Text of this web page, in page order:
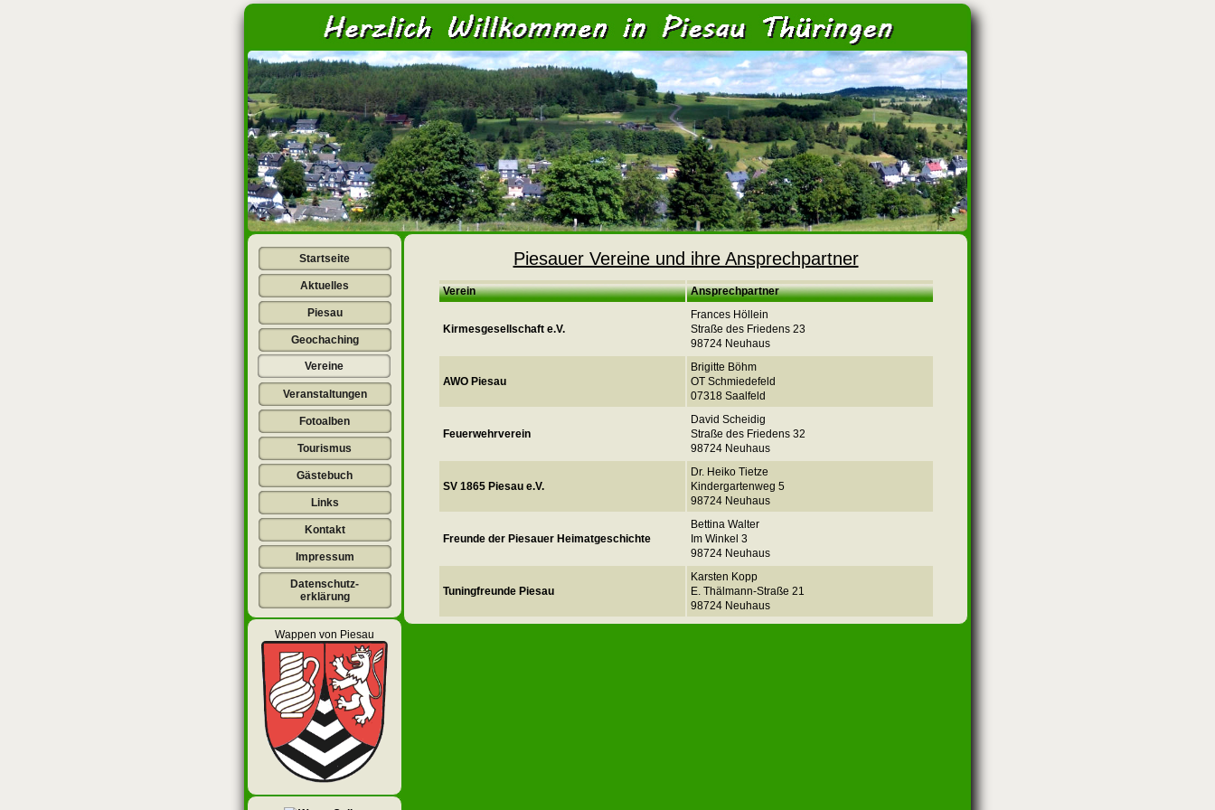
< >
<
Startseite
Aktuelles
Piesau
Geochaching
Vereine
Veranstaltungen
Fotoalben
Tourismus
Gästebuch
Links
Kontakt
Impressum
Datenschutz-
erklärung
Wappen von Piesau
Piesauer Vereine und ihre Ansprechpartner
Verein Ansprechpartner
Kirmesgesellschaft e.V.
Frances Höllein
Straße des Friedens 23
98724 Neuhaus
AWO Piesau
Brigitte Böhm
OT Schmiedefeld
07318 Saalfeld
Feuerwehrverein
David Scheidig
Straße des Friedens 32
98724 Neuhaus
SV 1865 Piesau e.V.
Dr. Heiko Tietze
Kindergartenweg 5
98724 Neuhaus
Freunde der Piesauer Heimatgeschichte
Bettina Walter
Im Winkel 3
98724 Neuhaus
Tuningfreunde Piesau
Karsten Kopp
E. Thälmann-Straße 21
98724 Neuhaus